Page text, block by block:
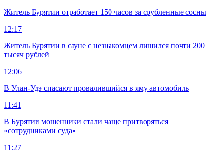
Житель Бурятии отработает 150 часов за срубленные сосны
12:17
Житель Бурятии в сауне с незнакомцем лишился почти 200
тысяч рублей
12:06
В Улан-Удэ спасают провалившийся в яму автомобиль
11:41
В Бурятии мошенники стали чаще притворяться
«сотрудниками суда»
11:27